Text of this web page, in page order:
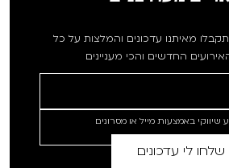
מאיתנו עדכונים והמלצות על כל
החדשים והכי מעניינים
שיווקי באמצעות מייל או מסרונים